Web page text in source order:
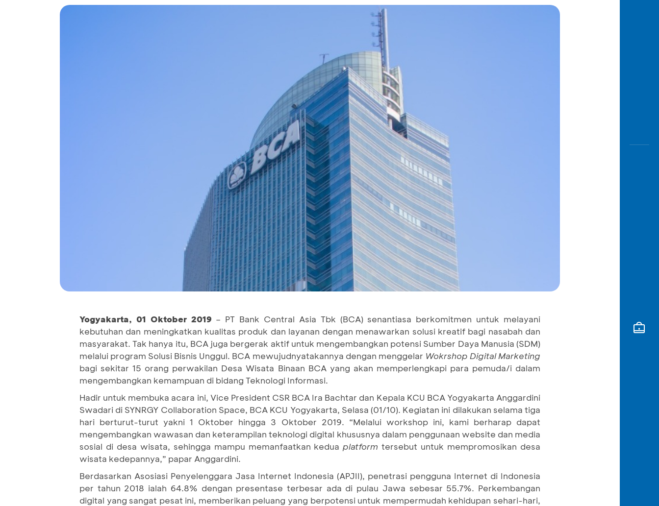
Yogyakarta, 01 Oktober2019 – PT Bank Central Asia Tbk (BCA) senantiasa berkomitmen untuk melayani
kebutuhan dan meningkatkan kualitas produk dan layanan dengan menawarkan solusi kreatif bagi nasabah dan
masyarakat. Tak hanya itu, BCA juga bergerak aktif untuk mengembangkan potensi Sumber Daya Manusia (SDM)
melalui program Solusi Bisnis Unggul. BCA mewujudnyatakannya dengan menggelar Wokrshop Digital Marketing
bagi sekitar 15 orang perwakilan Desa Wisata Binaan BCA yang akan memperlengkapi para pemuda/i dalam
mengembangkan kemampuan di bidang Teknologi Informasi.
Hadir untuk membuka acara ini, Vice President CSR BCA Ira Bachtar dan Kepala KCU BCA Yogyakarta Anggardini
Swadari di SYNRGY Collaboration Space, BCA KCU Yogyakarta, Selasa (01/10). Kegiatan ini dilakukan selama tiga
hari berturut-turut yakni 1 Oktober hingga 3 Oktober 2019. “Melalui workshop ini, kami berharap dapat
mengembangkan wawasan dan keterampilan teknologi digital khususnya dalam penggunaan website dan media
sosial di desa wisata, sehingga mampu memanfaatkan keduaplatformtersebut untuk mempromosikan desa
wisata kedepannya,” papar Anggardini.
Berdasarkan Asosiasi Penyelenggara Jasa Internet Indonesia (APJII), penetrasi pengguna Internet di Indonesia
per tahun 2018 ialah 64.8% dengan presentase terbesar ada di pulau Jawa sebesar 55.7%. Perkembangan
digital yang sangat pesat ini, memberikan peluang yang berpotensi untuk mempermudah kehidupan sehari-hari,